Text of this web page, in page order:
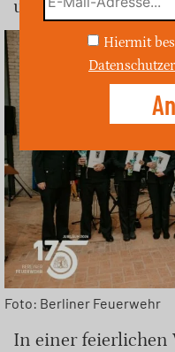
und Teamgeist im
Foto: Berliner Feuerwehr
In einer feierlichen
Hiermit